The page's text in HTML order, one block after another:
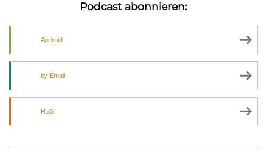
Podcast abonnieren:
Android
by Email
RSS